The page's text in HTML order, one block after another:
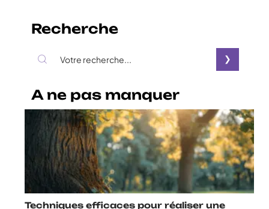
Recherche
A ne pas manquer
Techniques efficaces pour réaliser une